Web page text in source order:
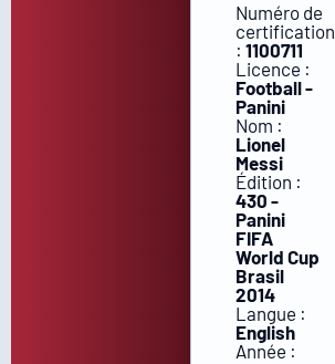
Numéro de
certification
: 1100711
Licence :
Football -
Panini
Nom :
Lionel
Messi
Édition :
430 -
Panini
FIFA
World Cup
Brasil
2014
Langue :
English
Année :